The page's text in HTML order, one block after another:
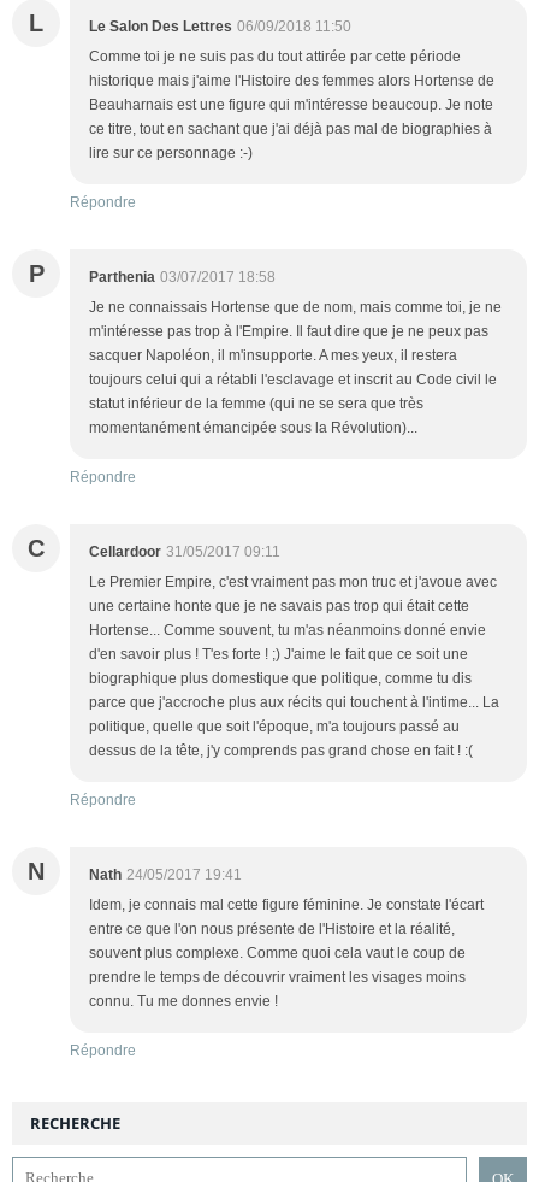
L Le Salon Des Lettres 06/09/2018 11:50
Comme toi je ne suis pas du tout attirée par cette période
historique mais j'aime l'Histoire des femmes alors Hortense de
Beauharnais est une figure qui m'intéresse beaucoup. Je note
ce titre, tout en sachant que j'ai déjà pas mal de biographies à
lire sur ce personnage :-)
Répondre
P Parthenia 03/07/2017 18:58
Je ne connaissais Hortense que de nom, mais comme toi, je ne
m'intéresse pas trop à l'Empire. Il faut dire que je ne peux pas
sacquer Napoléon, il m'insupporte. A mes yeux, il restera
toujours celui qui a rétabli l'esclavage et inscrit au Code civil le
statut inférieur de la femme (qui ne se sera que très
momentanément émancipée sous la Révolution)...
Répondre
C Cellardoor 31/05/2017 09:11
Le Premier Empire, c'est vraiment pas mon truc et j'avoue avec
une certaine honte que je ne savais pas trop qui était cette
Hortense... Comme souvent, tu m'as néanmoins donné envie
d'en savoir plus ! T'es forte ! ;) J'aime le fait que ce soit une
biographique plus domestique que politique, comme tu dis
parce que j'accroche plus aux récits qui touchent à l'intime... La
politique, quelle que soit l'époque, m'a toujours passé au
dessus de la tête, j'y comprends pas grand chose en fait ! :(
Répondre
N Nath 24/05/2017 19:41
Idem, je connais mal cette figure féminine. Je constate l'écart
entre ce que l'on nous présente de l'Histoire et la réalité,
souvent plus complexe. Comme quoi cela vaut le coup de
prendre le temps de découvrir vraiment les visages moins
connu. Tu me donnes envie !
Répondre
RECHERCHE